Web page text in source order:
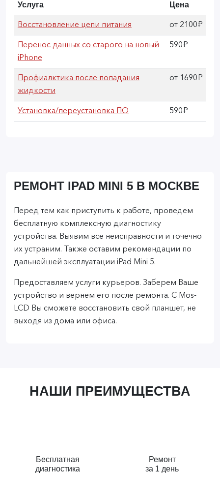
Услуга Цена
Восстановление цепи питания от 2100₽
Перенос данных со старого на новый
iPhone
590₽
Профиалктика после попадания
жидкости
от 1690₽
Установка/переустановка ПО 590₽
РЕМОНТ IPAD MINI 5 В МОСКВЕ
Перед тем как приступить к работе, проведем
бесплатную комплексную диагностику
устройства. Выявим все неисправности и точечно
их устраним. Также оставим рекомендации по
дальнейшей эксплуатации iPad Mini 5.
Предоставляем услуги курьеров. Заберем Ваше
устройство и вернем его после ремонта. С Mos-
LCD Вы сможете восстановить свой планшет, не
выходя из дома или офиса.
НАШИ ПРЕИМУЩЕСТВА
Бесплатная
диагностика
Ремонт
за 1 день